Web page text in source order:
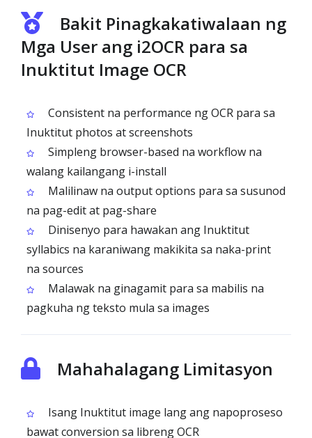
Bakit Pinagkakatiwalaan ng
Mga User ang i2OCR para sa
Inuktitut Image OCR
Consistent na performance ng OCR para sa
Inuktitut photos at screenshots
Simpleng browser-based na workflow na
walang kailangang i-install
Malilinaw na output options para sa susunod
na pag-edit at pag-share
Dinisenyo para hawakan ang Inuktitut
syllabics na karaniwang makikita sa naka-print
na sources
Malawak na ginagamit para sa mabilis na
pagkuha ng teksto mula sa images
Mahahalagang Limitasyon
Isang Inuktitut image lang ang napoproseso
bawat conversion sa libreng OCR